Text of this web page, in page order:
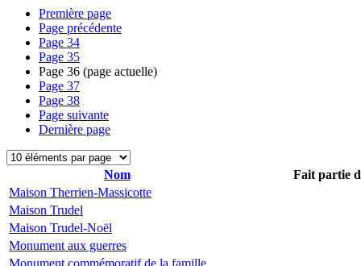
Première page
Page précédente
Page 34
Page 35
Page 36 (page actuelle)
Page 37
Page 38
Page suivante
Dernière page
Nom
Fait partie
Maison Therrien-Massicotte
Maison Trudel
Maison Trudel-Noël
Monument aux guerres
Monument commémoratif de la famille